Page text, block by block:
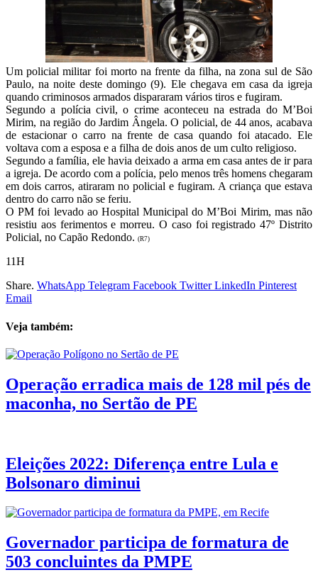
Um policial militar foi morto na frente da filha, na zona sul de São
Paulo, na noite deste domingo (9). Ele chegava em casa da igreja
quando criminosos armados dispararam vários tiros e fugiram.
Segundo a polícia civil, o crime aconteceu na estrada do M’Boi
Mirim, na região do Jardim Ângela. O policial, de 44 anos, acabava
de estacionar o carro na frente de casa quando foi atacado. Ele
voltava com a esposa e a filha de dois anos de um culto religioso.
Segundo a família, ele havia deixado a arma em casa antes de ir para
a igreja. De acordo com a polícia, pelo menos três homens chegaram
em dois carros, atiraram no policial e fugiram. A criança que estava
dentro do carro não se feriu.
O PM foi levado ao Hospital Municipal do M’Boi Mirim, mas não
resistiu aos ferimentos e morreu. O caso foi registrado 47º Distrito
Policial, no Capão Redondo. (R7)
11H
Share. WhatsApp Telegram Facebook Twitter LinkedIn Pinterest
Email
Veja também:
Operação erradica mais de 128 mil pés de
maconha, no Sertão de PE
Eleições 2022: Diferença entre Lula e
Bolsonaro diminui
Governador participa de formatura de
503 concluintes da PMPE